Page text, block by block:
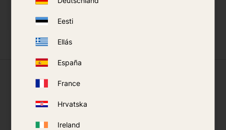
Eesti
Ellás
España
France
Hrvatska
Ireland
ACQUISTA